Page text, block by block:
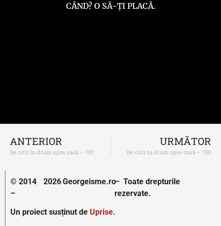
CÂND? O SĂ-ȚI PLACĂ.
ANTERIOR
De citit în drum spre casă – 787
URMĂTOR
De citit în drum spre casă – 790
© 2014
–
2026Georgeisme.ro– Toate drepturile
rezervate.
Un proiect susținut de Uprise.